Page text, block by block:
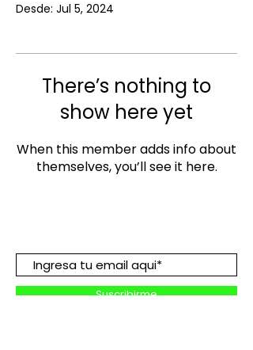
Desde: Jul 5, 2024
There’s nothing to
show here yet
When this member adds info about
themselves, you’ll see it here.
Suscribirme